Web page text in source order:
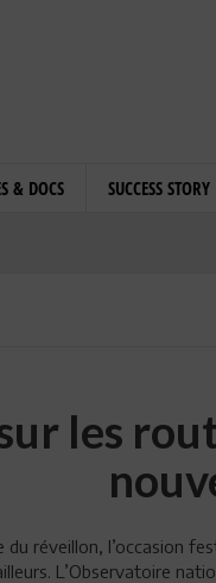
& DOCS SUCCESS STORY
les
du réveillon, l’occasion
L’Observatoire